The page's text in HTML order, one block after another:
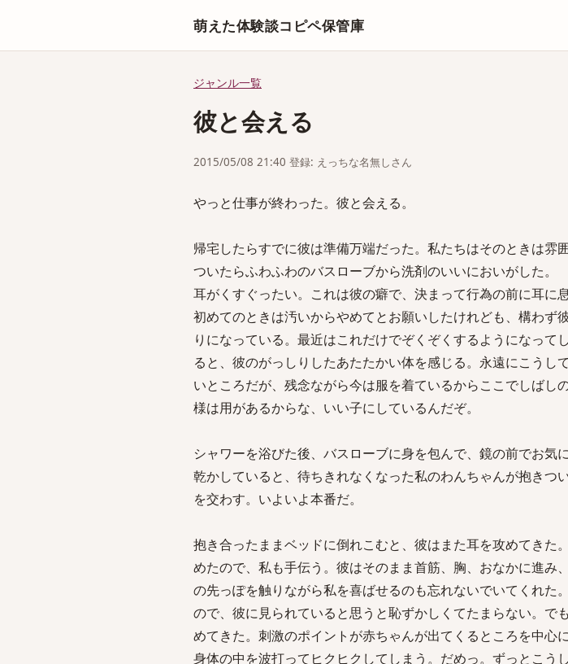
萌えた体験談コピペ保管庫
ジャンル一覧
彼と会える
2015/05/08 21:40 登録: えっちな名無しさん
やっと仕事が終わった。彼と会える。
帰宅したらすでに彼は準備万端だった。私たちはそのときは雰
ついたらふわふわのバスローブから洗剤のいいにおいがした。
耳がくすぐったい。これは彼の癖で、決まって行為の前に耳に
初めてのときは汚いからやめてとお願いしたけれども、構わず
りになっている。最近はこれだけでぞくぞくするようになって
ると、彼のがっしりしたあたたかい体を感じる。永遠にこうし
いところだが、残念ながら今は服を着ているからここでしばし
様は用があるからな、いい子にしているんだぞ。
シャワーを浴びた後、バスローブに身を包んで、鏡の前でお気
乾かしていると、待ちきれなくなった私のわんちゃんが抱きつ
を交わす。いよいよ本番だ。
抱き合ったままベッドに倒れこむと、彼はまた耳を攻めてきた
めたので、私も手伝う。彼はそのまま首筋、胸、おなかに進み
の先っぽを触りながら私を喜ばせるのも忘れないでいてくれた
ので、彼に見られていると思うと恥ずかしくてたまらない。で
めてきた。刺激のポイントが赤ちゃんが出てくるところを中心
身体の中を波打ってヒクヒクしてしまう。だめっ。ずっとこう